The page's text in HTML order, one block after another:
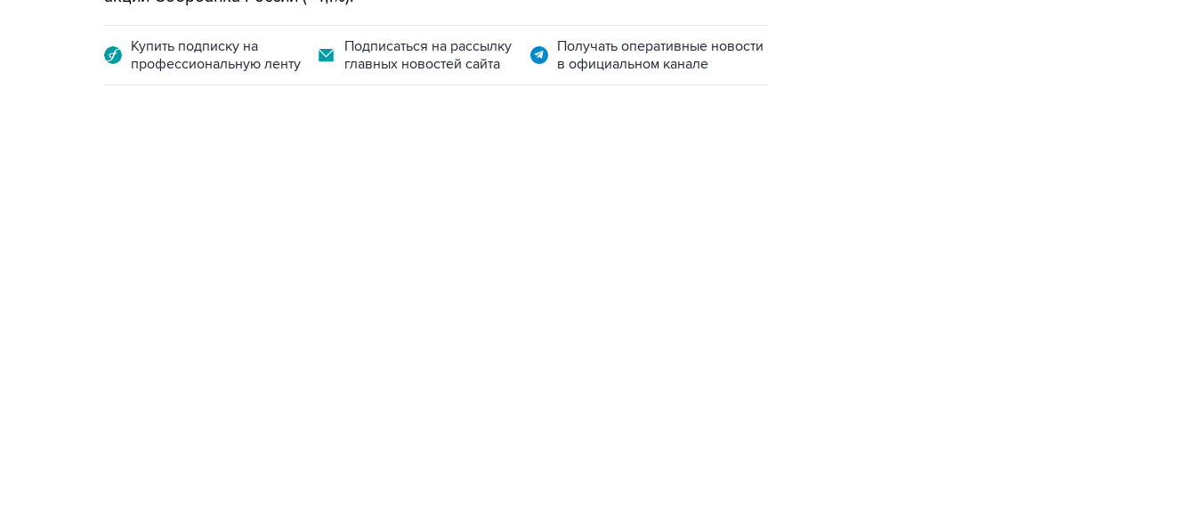
Купить подписку на
профессиональную ленту
Подписаться на рассылку
главных новостей сайта
Получать оперативные новости
в официальном канале